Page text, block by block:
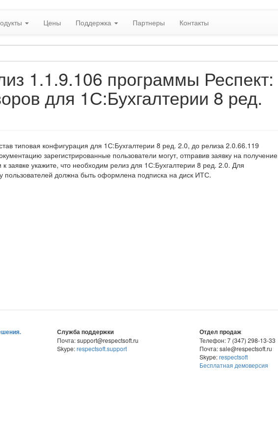
Цены Поддержка Партнеры Контакты
1.1.9.106 программы Респект:
для 1С:Бухгалтерии 8 ред.
типовая конфигурация для 1С:Бухгалтерии 8 ред. 2.0, до релиза 2.0.66.119
зарегистрированные пользователи могут, отправив заявку на получение
заявке укажите, что необходим релиз для 1С:Бухгалтерии 8 ред. 2.0. Для
пользователей должна быть оформлена подписка на диск ИТС.
Служба поддержки
Почта: support@respectsoft.ru
Skype:respectsoft.support
Отдел продаж
Телефон: 7 (347) 298-13-33
Почта: sale@respectsoft.ru
Skype:respectsoft
Бесплатная демоверсия